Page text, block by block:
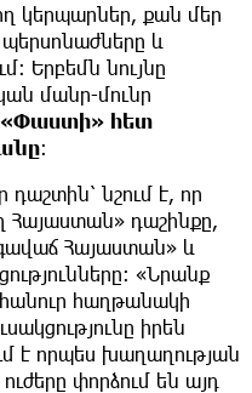
կերպարներ, քան մեր
և
Երբեմն նույնը
մանր-մունր
հետ
։
նշում է, որ
Հայաստան» դաշինքը,
Հայաստան» և
«Նրանք
հաղթանակի
իրեն
է որպես խաղաղության
փորձում են այդ